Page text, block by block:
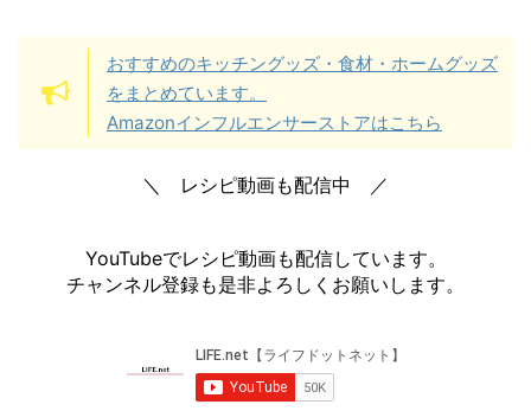
おすすめのキッチングッズ・食材・ホームグッズ
をまとめています。
Amazonインフルエンサーストアはこちら
＼ レシピ動画も配信中 ／
YouTubeでレシピ動画も配信しています。
チャンネル登録も是非よろしくお願いします。